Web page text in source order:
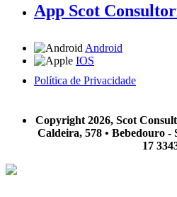
App Scot
Android
IOS
Política de Privacidade
Copyright 2026, Scot
Caldeira, 578 • Bebedouro -
17